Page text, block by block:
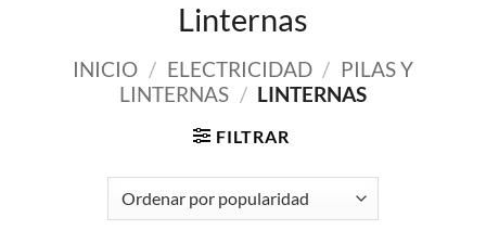
Linternas
INICIO / ELECTRICIDAD / PILAS Y
LINTERNAS / LINTERNAS
FILTRAR